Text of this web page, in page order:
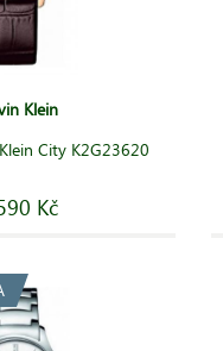
Klein
City K2G23620
Kč